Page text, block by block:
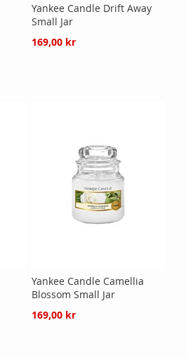
Yankee Candle Drift Away
Small Jar
169,00 kr
Yankee Candle Camellia
Blossom Small Jar
169,00 kr